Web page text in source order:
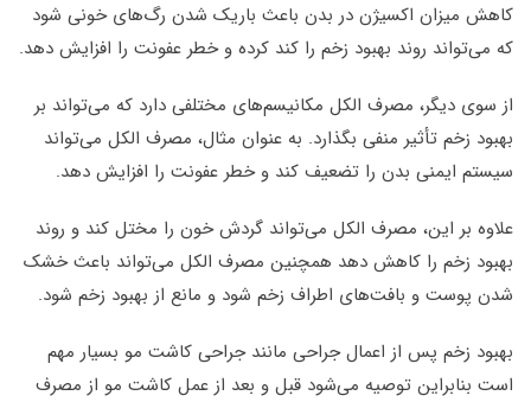
کاهش میزان اکسیژن در بدن باعث باریک شدن رگ‌های خونی شود
که می‌تواند روند بهبود زخم را کند کرده و خطر عفونت را افزایش دهد.
از سوی دیگر، مصرف الکل مکانیسم‌های مختلفی دارد که می‌تواند بر
بهبود زخم تأثیر منفی بگذارد. به عنوان مثال، مصرف الکل می‌تواند
سیستم ایمنی بدن را تضعیف کند و خطر عفونت را افزایش دهد.
علاوه بر این، مصرف الکل می‌تواند گردش خون را مختل کند و روند
بهبود زخم را کاهش دهد همچنین مصرف الکل می‌تواند باعث خشک
شدن پوست و بافت‌های اطراف زخم شود و مانع از بهبود زخم شود.
بهبود زخم پس از اعمال جراحی مانند جراحی کاشت مو بسیار مهم
است بنابراین توصیه می‌شود قبل و بعد از عمل کاشت مو از مصرف